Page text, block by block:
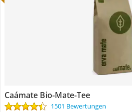
Caámate Bio-Mate-Tee
1501 Bewertungen